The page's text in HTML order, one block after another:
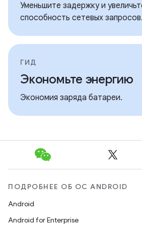
Уменьшите задержку и
способность сетевых запросов.
ГИД
Экономьте энергию
Экономия заряда батареи.
ПОДРОБНЕЕ ОБ ОС ANDROID
Android
Android for Enterprise